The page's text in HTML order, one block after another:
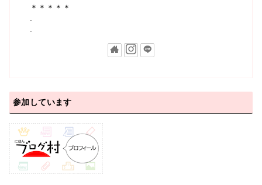
＊＊＊＊＊
参加しています